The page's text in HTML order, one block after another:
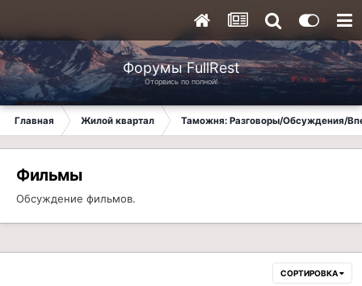
Форумы FullRest
Оторвись по полной!
Главная Жилой квартал Таможня: Разговоры/Обсуждения/
Фильмы
Обсуждение фильмов.
СОРТИРОВКА